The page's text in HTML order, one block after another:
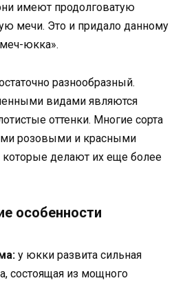
имеют продолговатую
мечи. Это и придало данному
юкка».
разнообразный.
видами являются
оттенки. Многие сорта
розовыми и красными
которые делают их еще более
особенности
у юкки развита сильная
состоящая из мощного